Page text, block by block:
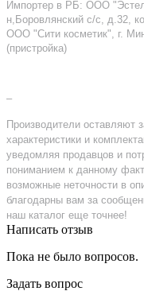
Импортер в РБ: ООО
н,Боровлянский с/с, д.32,
ООО "Сити косметик", г.
(пристройка)
–
Производители оставляют
характеристики и
уведомляя продавцов и
пониманием к данному
возможные неточности в
благодарны вам за
наш каталог еще точнее!
Написать отзыв
Пока не было вопросов.
Задать вопрос